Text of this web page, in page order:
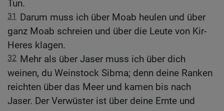
Tun.
31
Darum muss ich über Moab heulen und über
ganz Moab schreien und über die Leute von Kir-
Heres klagen.
32 Mehr als über Jaser muss ich über dich
weinen, du Weinstock Sibma; denn deine Ranken
reichten über das Meer und kamen bis nach
Jaser. Der Verwüster ist über deine Ernte und